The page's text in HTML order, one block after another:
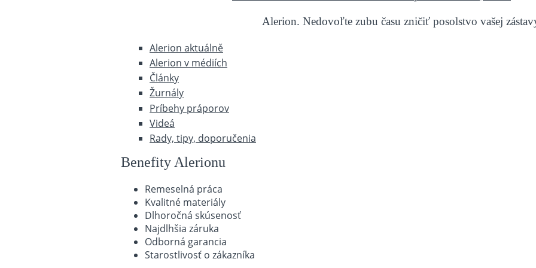
Alerion. Nedovoľte zubu času zničiť posolstvo vašej
Alerion aktuálně
Alerion v médiích
Články
Žurnály
Príbehy práporov
Videá
Rady, tipy, doporučenia
Benefity Alerionu
Remeselná práca
Kvalitné materiály
Dlhoročná skúsenosť
Najdlhšia záruka
Odborná garancia
Starostlivosť o zákazníka